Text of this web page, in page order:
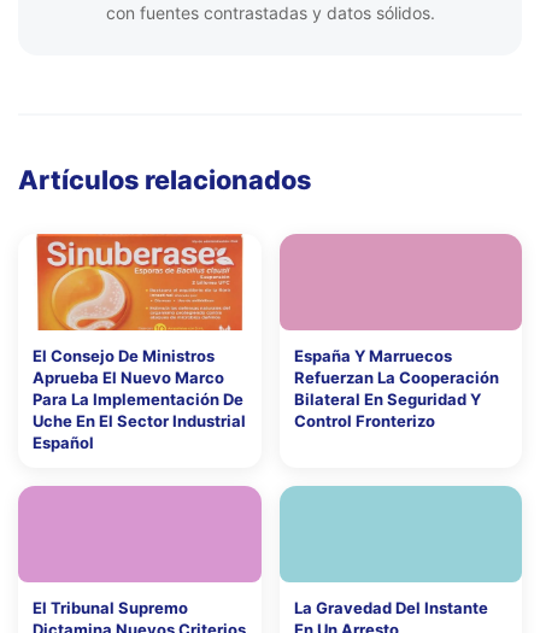
con fuentes contrastadas y datos sólidos.
Artículos relacionados
El Consejo De Ministros
Aprueba El Nuevo Marco
Para La Implementación De
Uche En El Sector Industrial
Español
España Y Marruecos
Refuerzan La Cooperación
Bilateral En Seguridad Y
Control Fronterizo
El Tribunal Supremo
La Gravedad Del Instante